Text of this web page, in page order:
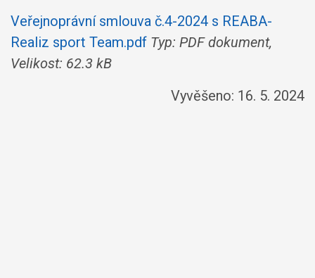
Veřejnoprávní smlouva č.4-2024 s REABA-
Realiz sport Team.pdf Typ: PDF dokument,
Velikost: 62.3 kB
Vyvěšeno: 16. 5. 2024